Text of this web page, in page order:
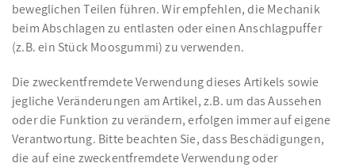
beweglichen Teilen führen. Wir empfehlen, die Mechanik
beim Abschlagen zu entlasten oder einen Anschlagpuffer
(z.B. ein Stück Moosgummi) zu verwenden.
Die zweckentfremdete Verwendung dieses Artikels sowie
jegliche Veränderungen am Artikel, z.B. um das Aussehen
oder die Funktion zu verändern, erfolgen immer auf eigene
Verantwortung. Bitte beachten Sie, dass Beschädigungen,
die auf eine zweckentfremdete Verwendung oder